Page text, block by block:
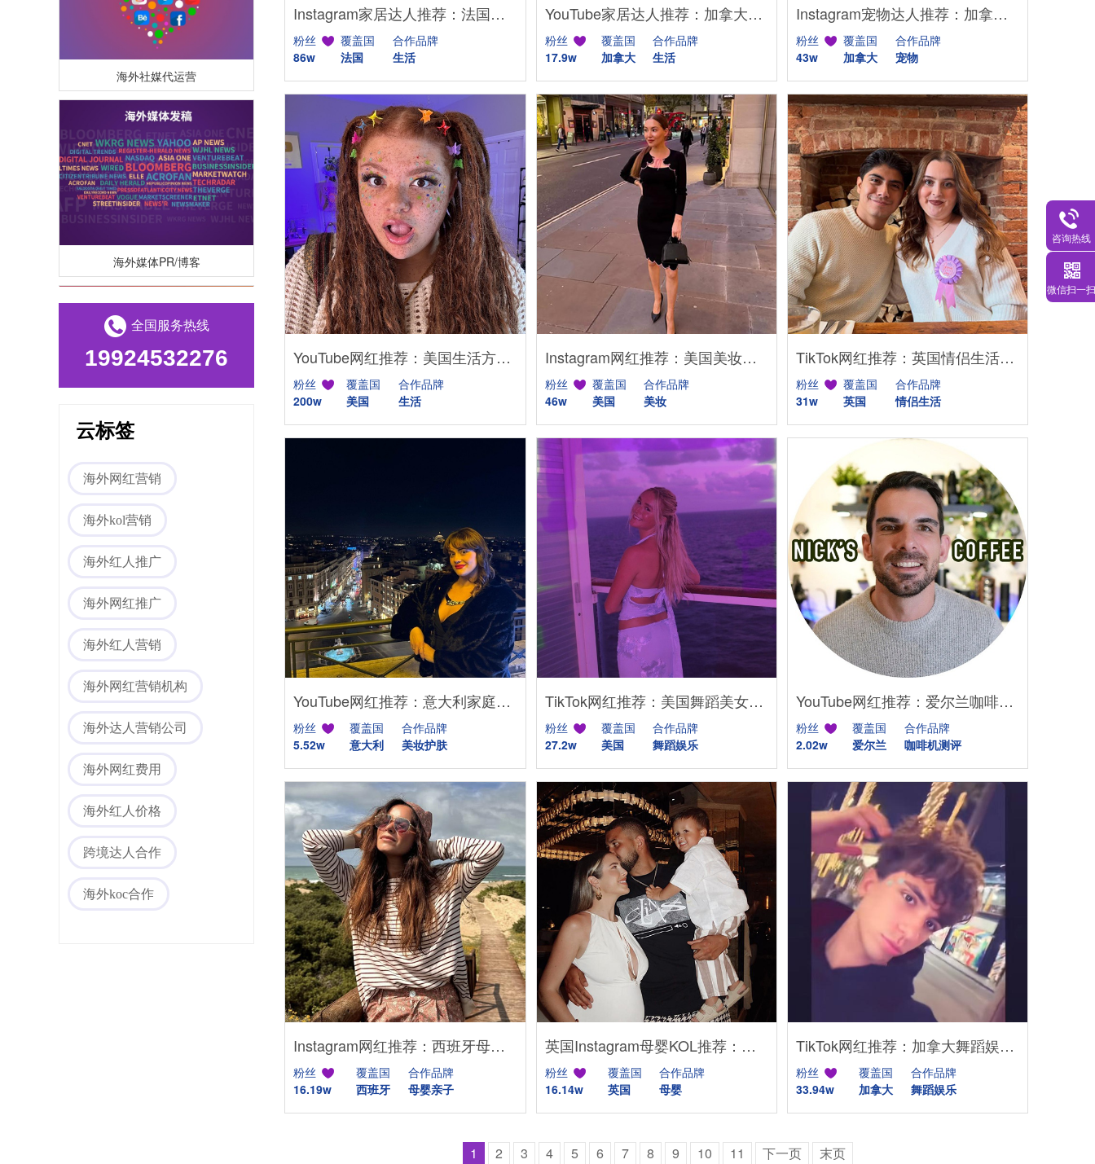
Instagram家居达人推荐：法国庄园生活博主，高端品牌合作优选
粉丝
86w
覆盖国
法国
合作品牌
生活
YouTube家居达人推荐：加拿大DIY建筑生活kol博主
粉丝
17.9w
覆盖国
加拿大
合作品牌
生活
Instagram宠物达人推荐：加拿大猫咪生活博主，适合宠物品牌合作
粉丝
43w
覆盖国
加拿大
合作品牌
宠物
YouTube网红推荐：美国生活方式Vlog博主，200万粉家庭达人合作
粉丝
200w
覆盖国
美国
合作品牌
生活
Instagram网红推荐：美国美妆护肤博主，46万粉幽默科普达人合作
粉丝
46w
覆盖国
美国
合作品牌
美妆
TikTok网红推荐：英国情侣生活旅行博主，互动挑战达人合作
粉丝
31w
覆盖国
英国
合作品牌
情侣生活
YouTube网红推荐：意大利家庭生活美妆护肤尾部博主
粉丝
5.52w
覆盖国
意大利
合作品牌
美妆护肤
TikTok网红推荐：美国舞蹈美女娱乐达人资源
粉丝
27.2w
覆盖国
美国
合作品牌
舞蹈娱乐
YouTube网红推荐：爱尔兰咖啡设备测评博主
粉丝
2.02w
覆盖国
爱尔兰
合作品牌
咖啡机测评
Instagram网红推荐：西班牙母婴亲子家庭博主，出海品牌合作推荐
粉丝
16.19w
覆盖国
西班牙
合作品牌
母婴亲子
英国Instagram母婴KOL推荐：亲子生活与时尚穿搭博主
粉丝
16.14w
覆盖国
英国
合作品牌
母婴
TikTok网红推荐：加拿大舞蹈娱乐kol达人
粉丝
33.94w
覆盖国
加拿大
合作品牌
舞蹈娱乐
1 2 3 4 5 6 7 8 9 10 11 下一页 末页
海外社媒代运营
海外媒体PR/博客
Tiktok海外营销
海外社媒代运营
全国服务热线
19924532276
云标签
海外网红营销
海外kol营销
海外红人推广
海外网红推广
海外红人营销
海外网红营销机构
海外达人营销公司
海外网红费用
海外红人价格
跨境达人合作
海外koc合作
咨询热线
微信扫一扫